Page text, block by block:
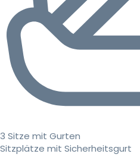
3 Sitze mit Gurten
Sitzplätze mit Sicherheitsgurt